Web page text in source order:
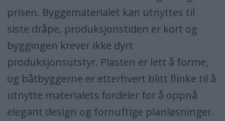
prisen. Byggematerialet kan utnyttes til
siste dråpe, produksjonstiden er kort og
byggingen krever ikke dyrt
produksjonsutstyr. Plasten er lett å forme,
og båtbyggerne er etterhvert blitt flinke til å
utnytte materialets fordeler for å oppnå
elegant design og fornuftige planløsninger.